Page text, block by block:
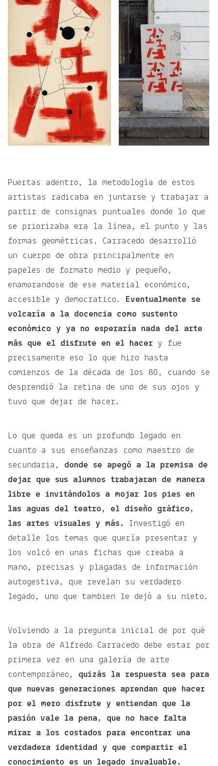
Puertas adentro, la metodología de estos
artistas radicaba en juntarse y trabajar a
partir de consignas puntuales donde lo que
se priorizaba era la línea, el punto y las
formas geométricas. Carracedo desarrolló
un cuerpo de obra principalmente en
papeles de formato medio y pequeño,
enamorandose de ese material económico,
accesible y democratico. Eventualmente
se
volcaría a la docencia como sustento
económico y ya no esperaría nada del arte
más que el disfrute en el hacer y
fue
precisamente eso lo que hizo hasta
comienzos de la década de los 80, cuando se
desprendió la retina de uno de sus ojos y
tuvo que dejar de hacer.
Lo que queda es un profundo legado en
cuanto a sus enseñanzas como maestro de
secundaria, donde se apegó a la premisa de
dejar que sus alumnos trabajaran de manera
libre e invitándolos a mojar los pies en
las aguas del teatro, el diseño gráfico,
las artes visuales y más. Investigó en
detalle los temas que quería presentar y
los volcó en unas fichas que creaba a
mano, precisas y plagadas de información
autogestiva, que revelan su verdadero
legado, uno que tambien le dejó a su nieto.
Volviendo a la pregunta inicial de por qué
la obra de Alfredo Carracedo debe estar por
primera vez en una galería de arte
contemporáneo, quizás la respuesta sea para
que nuevas generaciones aprendan que hacer
por el mero disfrute y entiendan que la
pasión vale la pena, que no hace falta
mirar a los costados para encontrar una
verdadera identidad y que compartir el
conocimiento es un legado invaluable.